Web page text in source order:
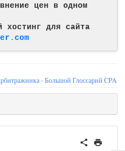
цен в одном
хостинг для сайта
- Большой Глоссарий CPA